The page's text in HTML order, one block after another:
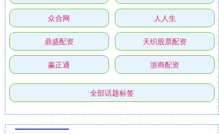
众合网 人人生
鼎盛配资 天织股票配资
赢正通 浙商配资
全部话题标签